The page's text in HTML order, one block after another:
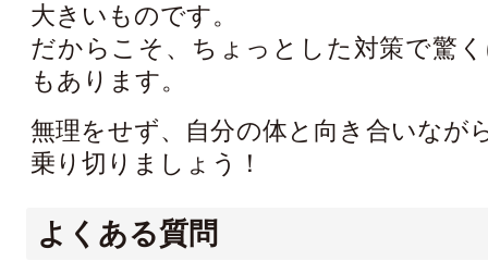
大きいものです。
だからこそ、ちょっとした対策で驚
もあります。
無理をせず、自分の体と向き合いなが
乗り切りましょう！
よくある質問